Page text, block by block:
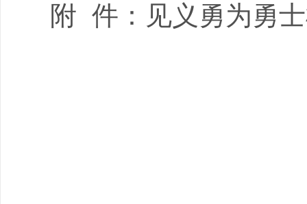
附 件：见义勇为勇